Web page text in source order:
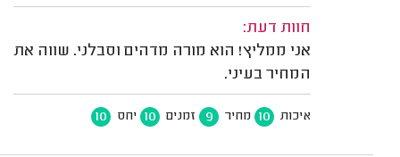
חוות דעת:
אני ממליץ! הוא מורה מדהים וסבלני. שווה את
המחיר בעיני.
איכות 10 מחיר 9 זמנים 10 יחס 10